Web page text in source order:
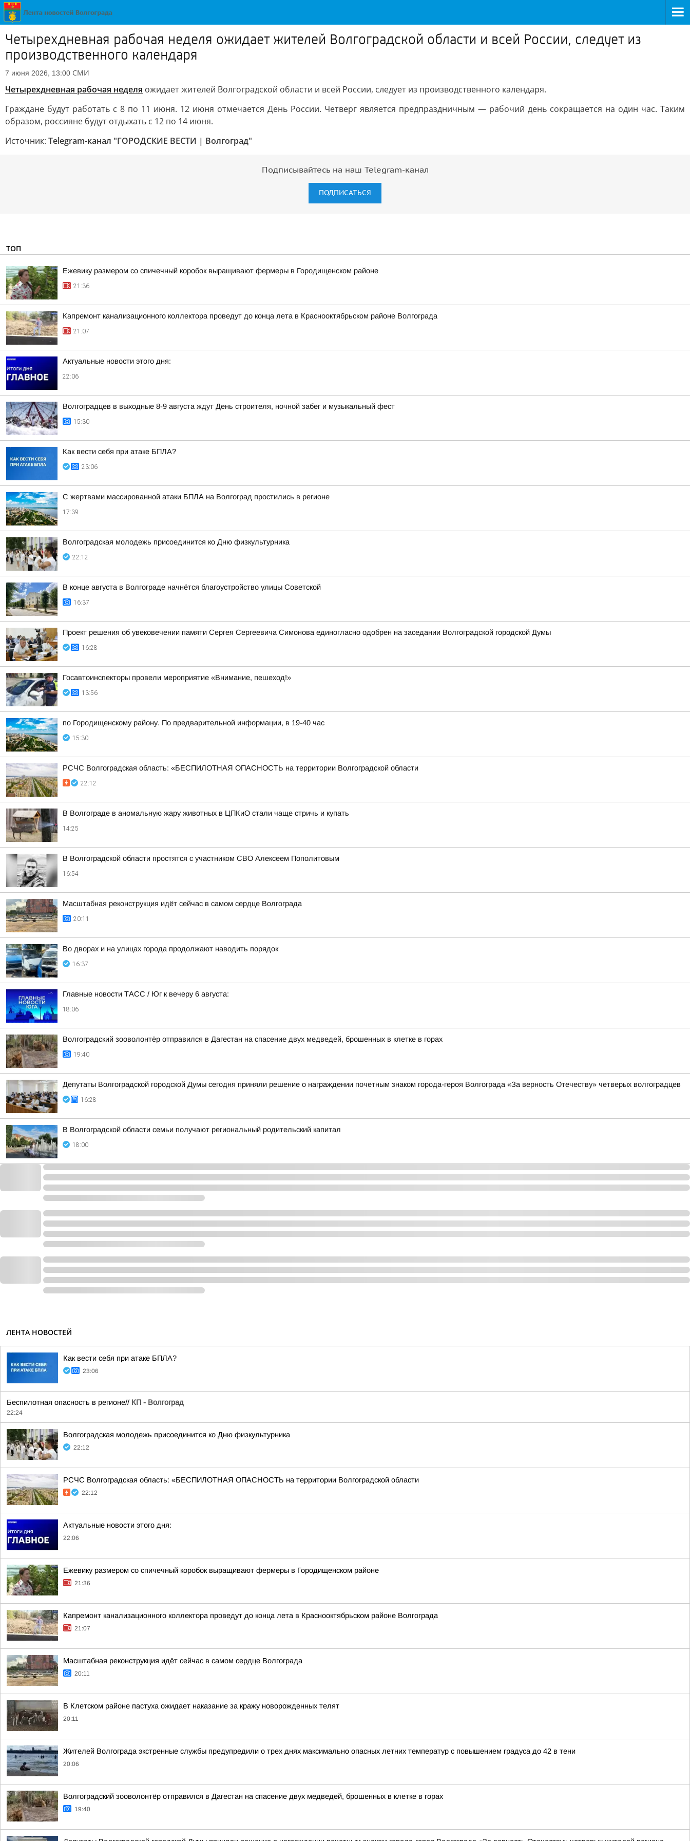
Четырехдневная рабочая неделя ожидает жителей Волгоградской области и всей России, следует из
производственного календаря
7 июня 2026, 13:00 СМИ
Четырехдневная рабочая неделя ожидает жителей Волгоградской области и всей России, следует из производственного календаря.
Граждане будут работать с 8 по 11 июня. 12 июня отмечается День России. Четверг является предпраздничным — рабочий день сокращается на один час. Таким
образом, россияне будут отдыхать с 12 по 14 июня.
Источник: Telegram-канал "ГОРОДСКИЕ ВЕСТИ | Волгоград"
Подписывайтесь на наш Telegram-канал
ПОДПИСАТЬСЯ
ТОП
Ежевику размером со спичечный коробок выращивают фермеры в Городищенском районе
21:36
Капремонт канализационного коллектора проведут до конца лета в Краснооктябрьском районе Волгограда
21:07
Актуальные новости этого дня:
22:06
Волгоградцев в выходные 8-9 августа ждут День строителя, ночной забег и музыкальный фест
15:30
Как вести себя при атаке БПЛА?
23:06
С жертвами массированной атаки БПЛА на Волгоград простились в регионе
17:39
Волгоградская молодежь присоединится ко Дню физкультурника
22:12
В конце августа в Волгограде начнётся благоустройство улицы Советской
16:37
Проект решения об увековечении памяти Сергея Сергеевича Симонова единогласно одобрен на заседании Волгоградской городской Думы
16:28
Госавтоинспекторы провели мероприятие «Внимание, пешеход!»
13:56
по Городищенскому району. По предварительной информации, в 19-40 час
15:30
РСЧС Волгоградская область: «БЕСПИЛОТНАЯ ОПАСНОСТЬ на территории Волгоградской области
22:12
В Волгограде в аномальную жару животных в ЦПКиО стали чаще стричь и купать
14:25
В Волгоградской области простятся с участником СВО Алексеем Пополитовым
16:54
Масштабная реконструкция идёт сейчас в самом сердце Волгограда
20:11
Во дворах и на улицах города продолжают наводить порядок
16:37
Главные новости ТАСС / Юг к вечеру 6 августа:
18:06
Волгоградский зооволонтёр отправился в Дагестан на спасение двух медведей, брошенных в клетке в горах
19:40
Депутаты Волгоградской городской Думы сегодня приняли решение о награждении почетным знаком города-героя Волгограда «За верность Отечеству» четверых волгоградцев
16:28
В Волгоградской области семьи получают региональный родительский капитал
18:00
ЛЕНТА НОВОСТЕЙ
Как вести себя при атаке БПЛА?
23:06
Беспилотная опасность в регионе// КП - Волгоград
22:24
Волгоградская молодежь присоединится ко Дню физкультурника
22:12
РСЧС Волгоградская область: «БЕСПИЛОТНАЯ ОПАСНОСТЬ на территории Волгоградской области
22:12
Актуальные новости этого дня:
22:06
Ежевику размером со спичечный коробок выращивают фермеры в Городищенском районе
21:36
Капремонт канализационного коллектора проведут до конца лета в Краснооктябрьском районе Волгограда
21:07
Масштабная реконструкция идёт сейчас в самом сердце Волгограда
20:11
В Клетском районе пастуха ожидает наказание за кражу новорожденных телят
20:11
Жителей Волгограда экстренные службы предупредили о трех днях максимально опасных летних температур с повышением градуса до 42 в тени
20:06
Волгоградский зооволонтёр отправился в Дагестан на спасение двух медведей, брошенных в клетке в горах
19:40